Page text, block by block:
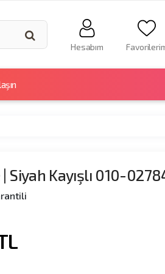
Hesabım
Siyah Kayışlı 010-